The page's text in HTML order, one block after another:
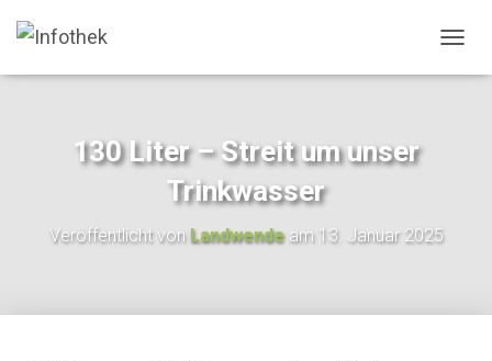
A
130 Liter – Streit um unser
Trinkwasser
Veröffentlicht von Landwendeam 13. Januar 2025